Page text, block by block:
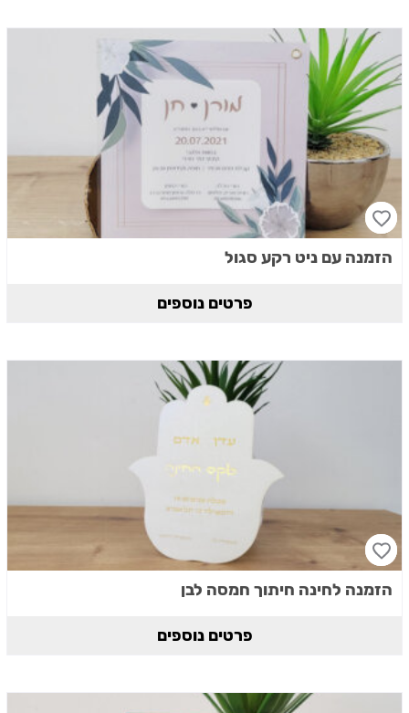
הזמנה עם ניט רקע סגול
פרטים נוספים
הזמנה לחינה חיתוך חמסה לבן
פרטים נוספים